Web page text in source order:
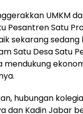
UMKM
Pesantren Satu
sekarang sedang
Satu Desa Satu
mendukung
hubungan
dan Kadin Jabar